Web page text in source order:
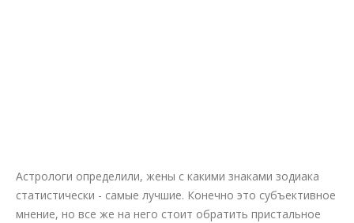
Астрологи определили, жены с какими знаками зодиака
статистически - самые лучшие. Конечно это субъективное
мнение, но все же на него стоит обратить пристальное